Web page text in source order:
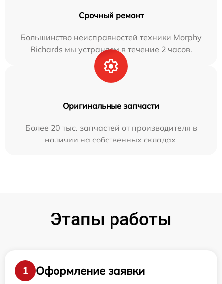
Срочный ремонт
Большинство неисправностей техники Morphy
Richards мы устраняем в течение 2 часов.
Оригинальные запчасти
Более 20 тыс. запчастей от производителя в
наличии на собственных складах.
Этапы работы
1
Оформление заявки